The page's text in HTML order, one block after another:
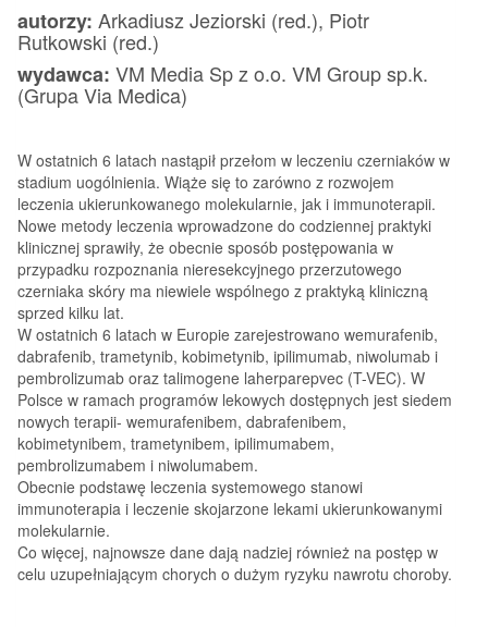
autorzy: Arkadiusz Jeziorski (red.), Piotr
Rutkowski (red.)
wydawca: VM Media Sp z o.o. VM Group sp.k.
(Grupa Via Medica)
W ostatnich 6 latach nastąpił przełom w leczeniu czerniaków w
stadium uogólnienia. Wiąże się to zarówno z rozwojem
leczenia ukierunkowanego molekularnie, jak i immunoterapii.
Nowe metody leczenia wprowadzone do codziennej praktyki
klinicznej sprawiły, że obecnie sposób postępowania w
przypadku rozpoznania nieresekcyjnego przerzutowego
czerniaka skóry ma niewiele wspólnego z praktyką kliniczną
sprzed kilku lat.
W ostatnich 6 latach w Europie zarejestrowano wemurafenib,
dabrafenib, trametynib, kobimetynib, ipilimumab, niwolumab i
pembrolizumab oraz talimogene laherparepvec (T-VEC). W
Polsce w ramach programów lekowych dostępnych jest siedem
nowych terapii- wemurafenibem, dabrafenibem,
kobimetynibem, trametynibem, ipilimumabem,
pembrolizumabem i niwolumabem.
Obecnie podstawę leczenia systemowego stanowi
immunoterapia i leczenie skojarzone lekami ukierunkowanymi
molekularnie.
Co więcej, najnowsze dane dają nadziej również na postęp w
celu uzupełniającym chorych o dużym ryzyku nawrotu choroby.